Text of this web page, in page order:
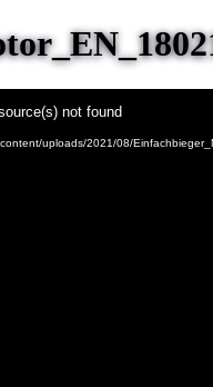
not found
uploads/2021/08/